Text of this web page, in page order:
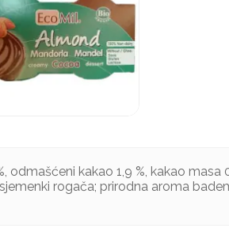
odmašćeni kakao 1,9 %, kakao masa
rogača; prirodna aroma